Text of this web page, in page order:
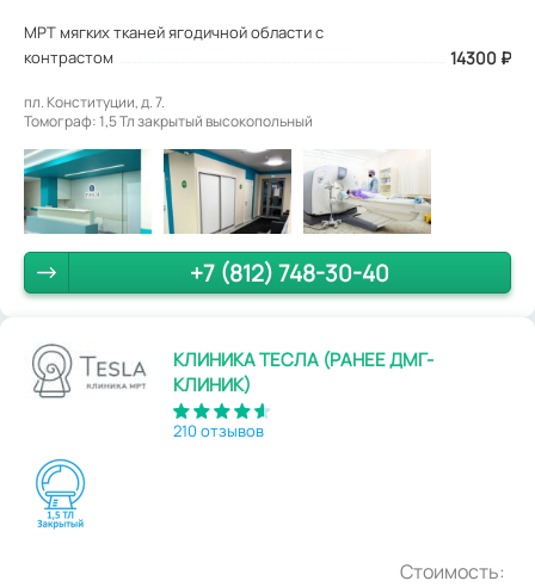
МРТ мягких тканей ягодичной области с
контрастом
14300 ₽
пл. Конституции, д. 7.
Томограф: 1,5 Тл закрытый высокопольный
+7 (812) 748-30-40
КЛИНИКА ТЕСЛА (РАНЕЕ ДМГ-
КЛИНИК)
210 отзывов
Стоимость: